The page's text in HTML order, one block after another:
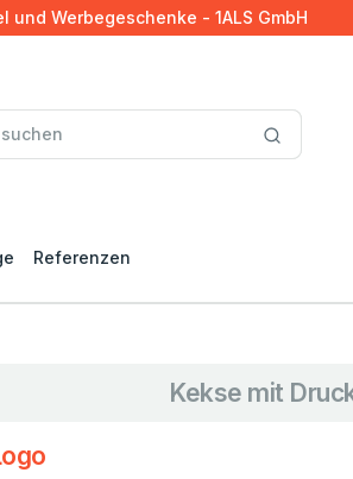
Werbegeschenke - 1ALS GmbH
Referenzen
Kekse mit